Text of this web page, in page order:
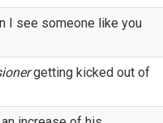
I see someone like you
getting kicked out of